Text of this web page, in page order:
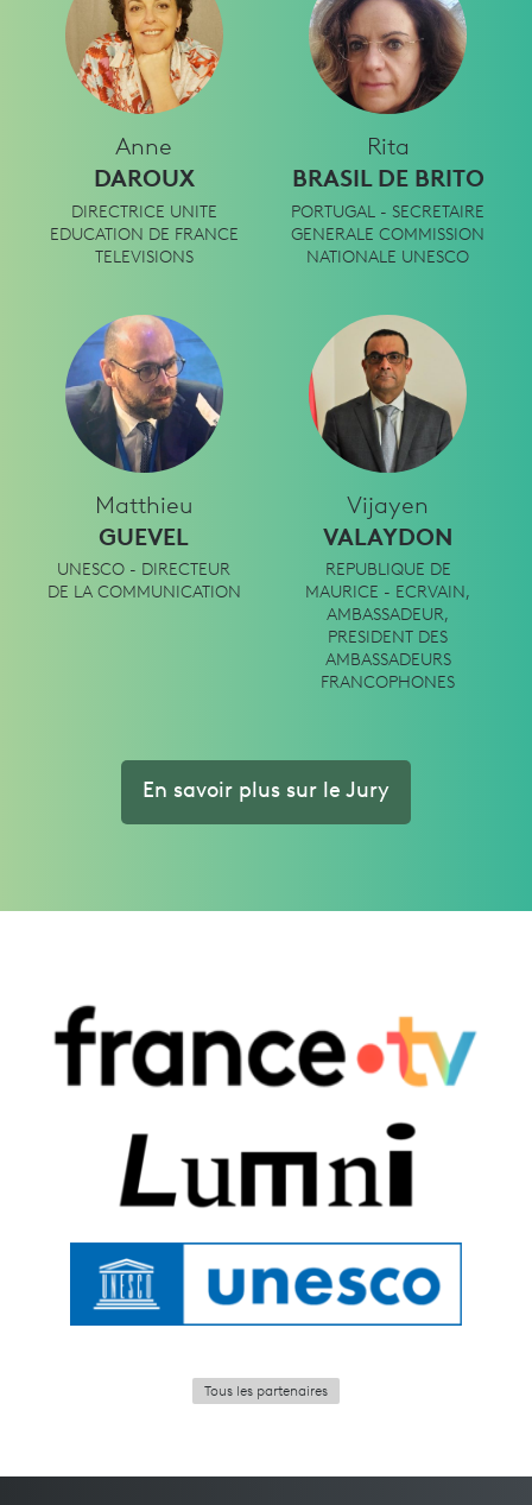
Anne
DAROUX
DIRECTRICE UNITE
EDUCATION DE FRANCE
TELEVISIONS
Rita
BRASIL DE BRITO
PORTUGAL - SECRETAIRE
GENERALE COMMISSION
NATIONALE UNESCO
Matthieu
GUEVEL
UNESCO - DIRECTEUR
DE LA COMMUNICATION
Vijayen
VALAYDON
REPUBLIQUE DE
MAURICE - ECRVAIN,
AMBASSADEUR,
PRESIDENT DES
AMBASSADEURS
FRANCOPHONES
En savoir plus sur le Jury
Tous les partenaires